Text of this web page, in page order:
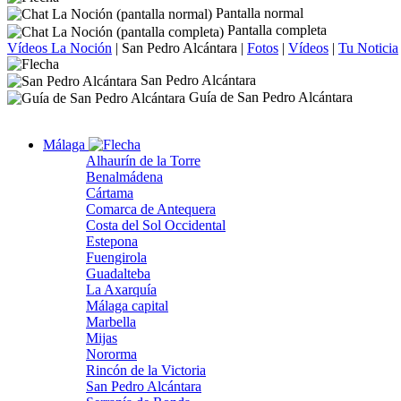
Pantalla normal
Pantalla completa
Vídeos La Noción | San Pedro Alcántara | Fotos | Vídeos | Tu Noticia
San Pedro Alcántara
Guía de San Pedro Alcántara
Málaga
Alhaurín de la Torre
Benalmádena
Cártama
Comarca de Antequera
Costa del Sol Occidental
Estepona
Fuengirola
Guadalteba
La Axarquía
Málaga capital
Marbella
Mijas
Nororma
Rincón de la Victoria
San Pedro Alcántara